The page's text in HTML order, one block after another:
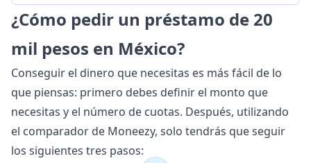
¿Cómo pedir un préstamo de 20
mil pesos en México?
Conseguir el dinero que necesitas es más fácil de lo
que piensas: primero debes definir el monto que
necesitas y el número de cuotas. Después, utilizando
el comparador de Moneezy, solo tendrás que seguir
los siguientes tres pasos: